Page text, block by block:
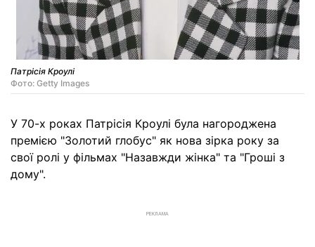
Патрісія Кроулі
Фото: Getty Images
У 70-х роках Патрісія Кроулі була нагороджена
премією "Золотий глобус" як нова зірка року за
свої ролі у фільмах "Назавжди жінка" та "Гроші з
дому".
РЕКЛАМА